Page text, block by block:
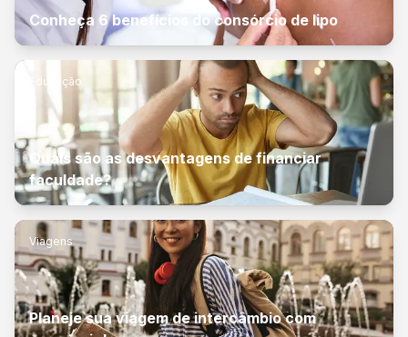
Conheça 6 benefícios do consórcio de lipo
Educação
Quais são as desvantagens de financiar
faculdade?
Viagens
Planeje sua viagem de intercâmbio com